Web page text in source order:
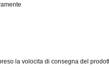
la volocita di consegna del